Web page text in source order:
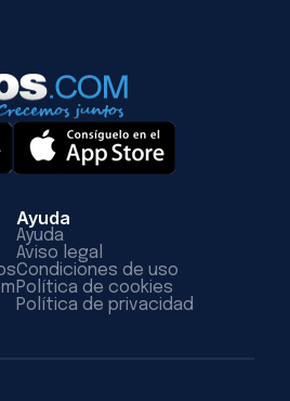
Ayuda
Ayuda
Aviso legal
Condiciones de uso
Política de cookies
Política de privacidad